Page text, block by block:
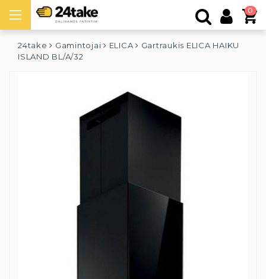
0
24take Gamintojai ELICA
Gartraukis ELICA HAIKU
ISLAND BL/A/32